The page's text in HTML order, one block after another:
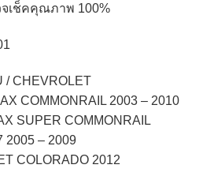
เช็คคุณภาพ 100%
/ CHEVROLET
COMMONRAIL 2003 – 2010
SUPER COMMONRAIL
2005 – 2009
COLORADO 2012